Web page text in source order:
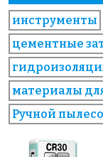
инструменты
цементные
материалы
Ручной